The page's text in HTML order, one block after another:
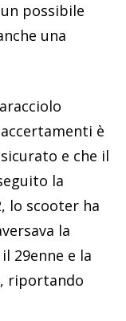
possibile
una
è
e che il
la
lo scooter ha
la
29enne e la
riportando